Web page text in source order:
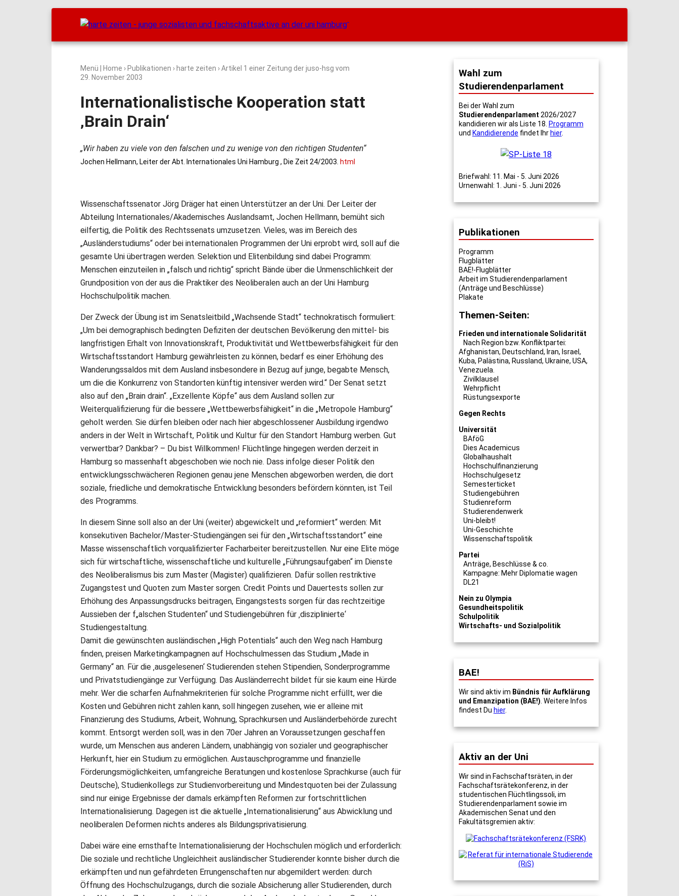
Menü Home › Publikationen › harte zeiten › Artikel 1 einer Zeitung der juso-hsg vom
29. November 2003
Internationalistische Kooperation statt
‚Brain Drain‘
„Wir haben zu viele von den falschen und zu wenige von den richtigen Studenten“
Jochen Hellmann, Leiter der Abt. Internationales Uni Hamburg , Die Zeit 24/2003. html
Wissenschaftssenator Jörg Dräger hat einen Unterstützer an der Uni. Der Leiter der
Abteilung Internationales/Akademisches Auslandsamt, Jochen Hellmann, bemüht sich
eilfertig, die Politik des Rechtssenats umzusetzen. Vieles, was im Bereich des
„Ausländerstudiums“ oder bei internationalen Programmen der Uni erprobt wird, soll auf die
gesamte Uni übertragen werden. Selektion und Elitenbildung sind dabei Programm:
Menschen einzuteilen in „falsch und richtig“ spricht Bände über die Unmenschlichkeit der
Grundposition von der aus die Praktiker des Neoliberalen auch an der Uni Hamburg
Hochschulpolitik machen.
Der Zweck der Übung ist im Senatsleitbild „Wachsende Stadt“ technokratisch formuliert:
„Um bei demographisch bedingten Defiziten der deutschen Bevölkerung den mittel- bis
langfristigen Erhalt von Innovationskraft, Produktivität und Wettbewerbsfähigkeit für den
Wirtschaftsstandort Hamburg gewährleisten zu können, bedarf es einer Erhöhung des
Wanderungssaldos mit dem Ausland insbesondere in Bezug auf junge, begabte Mensch,
um die die Konkurrenz von Standorten künftig intensiver werden wird.“ Der Senat setzt
also auf den „Brain drain“. „Exzellente Köpfe“ aus dem Ausland sollen zur
Weiterqualifizierung für die bessere „Wettbewerbsfähigkeit“ in die „Metropole Hamburg“
geholt werden. Sie dürfen bleiben oder nach hier abgeschlossener Ausbildung irgendwo
anders in der Welt in Wirtschaft, Politik und Kultur für den Standort Hamburg werben. Gut
verwertbar? Dankbar? – Du bist Willkommen! Flüchtlinge hingegen werden derzeit in
Hamburg so massenhaft abgeschoben wie noch nie. Dass infolge dieser Politik den
entwicklungsschwächeren Regionen genau jene Menschen abgeworben werden, die dort
soziale, friedliche und demokratische Entwicklung besonders befördern könnten, ist Teil
des Programms.
In diesem Sinne soll also an der Uni (weiter) abgewickelt und „reformiert“ werden: Mit
konsekutiven Bachelor/Master-Studiengängen sei für den „Wirtschaftsstandort“ eine
Masse wissenschaftlich vorqualifizierter Facharbeiter bereitzustellen. Nur eine Elite möge
sich für wirtschaftliche, wissenschaftliche und kulturelle „Führungsaufgaben“ im Dienste
des Neoliberalismus bis zum Master (Magister) qualifizieren. Dafür sollen restriktive
Zugangstest und Quoten zum Master sorgen. Credit Points und Dauertests sollen zur
Erhöhung des Anpassungsdrucks beitragen, Eingangstests sorgen für das rechtzeitige
Aussieben der f„alschen Studenten“ und Studiengebühren für ‚disziplinierte‘
Studiengestaltung.
Damit die gewünschten ausländischen „High Potentials“ auch den Weg nach Hamburg
finden, preisen Marketingkampagnen auf Hochschulmessen das Studium „Made in
Germany“ an. Für die ‚ausgelesenen‘ Studierenden stehen Stipendien, Sonderprogramme
und Privatstudiengänge zur Verfügung. Das Ausländerrecht bildet für sie kaum eine Hürde
mehr. Wer die scharfen Aufnahmekriterien für solche Programme nicht erfüllt, wer die
Kosten und Gebühren nicht zahlen kann, soll hingegen zusehen, wie er alleine mit
Finanzierung des Studiums, Arbeit, Wohnung, Sprachkursen und Ausländerbehörde zurecht
kommt. Entsorgt werden soll, was in den 70er Jahren an Voraussetzungen geschaffen
wurde, um Menschen aus anderen Ländern, unabhängig von sozialer und geographischer
Herkunft, hier ein Studium zu ermöglichen. Austauschprogramme und finanzielle
Förderungsmöglichkeiten, umfangreiche Beratungen und kostenlose Sprachkurse (auch für
Deutsche), Studienkollegs zur Studienvorbereitung und Mindestquoten bei der Zulassung
sind nur einige Ergebnisse der damals erkämpften Reformen zur fortschrittlichen
Internationalisierung. Dagegen ist die aktuelle „Internationalisierung“ aus Abwicklung und
neoliberalen Deformen nichts anderes als Bildungsprivatisierung.
Dabei wäre eine ernsthafte Internationalisierung der Hochschulen möglich und erforderlich:
Die soziale und rechtliche Ungleichheit ausländischer Studierender konnte bisher durch die
erkämpften und nun gefährdeten Errungenschaften nur abgemildert werden: durch
Öffnung des Hochschulzugangs, durch die soziale Absicherung aller Studierenden, durch
Wahl zum
Studierendenparlament
Bei der Wahl zum
Studierendenparlament 2026/2027
kandidieren wir als Liste 18. Programm
und Kandidierende findet Ihr hier.
Briefwahl: 11. Mai - 5. Juni 2026
Urnenwahl: 1. Juni - 5. Juni 2026
Publikationen
Programm
Flugblätter
BAE!-Flugblätter
Arbeit im Studierendenparlament
(Anträge und Beschlüsse)
Plakate
Themen-Seiten:
Frieden und internationale Solidarität
Nach Region bzw. Konfliktpartei:
Afghanistan, Deutschland, Iran, Israel ,
Kuba, Palästina, Russland, Ukraine, USA,
Venezuela
Zivilklausel
Wehrpflicht
Rüstungsexporte
Gegen Rechts
Universität
BAföG
Dies Academicus
Globalhaushalt
Hochschulfinanzierung
Hochschulgesetz
Semesterticket
Studiengebühren
Studienreform
Studierendenwerk
Uni-bleibt!
Uni-Geschichte
Wissenschaftspolitik
Partei
Anträge, Beschlüsse & co.
Kampagne: Mehr Diplomatie wagen
DL21
Nein zu Olympia
Gesundheitspolitik
Schulpolitik
Wirtschafts- und Sozialpolitik
BAE!
Wir sind aktiv im Bündnis für Aufklärung
und Emanzipation (BAE!) . Weitere Infos
findest Du hier.
Aktiv an der Uni
Wir sind in Fachschaftsräten, in der
Fachschaftsrätekonferenz, in der
studentischen Flüchtlingssoli, im
Studierendenparlament sowie im
Akademischen Senat und den
Fakultätsgremien aktiv: